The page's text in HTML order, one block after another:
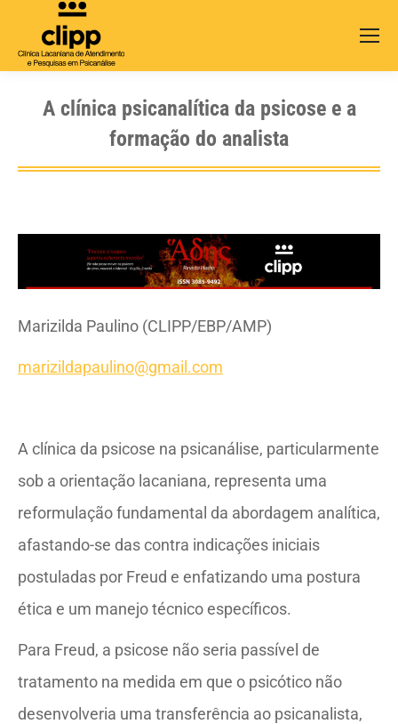
A clínica psicanalítica da psicose e a
formação do analista
Marizilda Paulino (CLIPP/EBP/AMP)
marizildapaulino@gmail.com
A clínica da psicose na psicanálise, particularmente
sob a orientação lacaniana, representa uma
reformulação fundamental da abordagem analítica,
afastando-se das contra indicações iniciais
postuladas por Freud e enfatizando uma postura
ética e um manejo técnico específicos.
Para Freud, a psicose não seria passível de
tratamento na medida em que o psicótico não
desenvolveria uma transferência ao psicanalista,